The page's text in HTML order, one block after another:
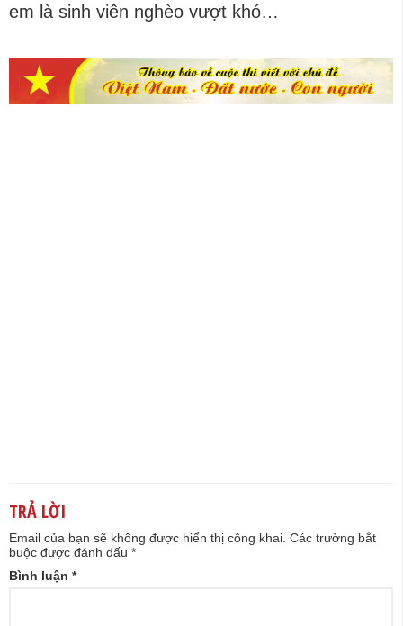
em là sinh viên nghèo vượt khó…
TRẢ LỜI
Email của bạn sẽ không được hiển thị công khai. Các trường bắt
buộc được đánh dấu *
Bình luận *